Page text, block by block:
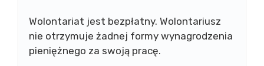
Wolontariat jest bezpłatny. Wolontariusz
nie otrzymuje żadnej formy wynagrodzenia
pieniężnego za swoją pracę.